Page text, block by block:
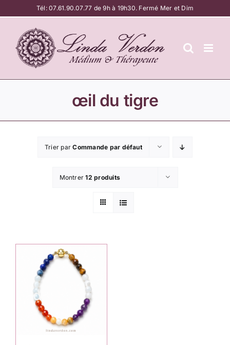
au
contenu
Tél:07.61.90.07.77 de 9h à 19h30. Fermé Mer et Dim
œil du tigre
Trier parCommande par défaut
Montrer12 produits